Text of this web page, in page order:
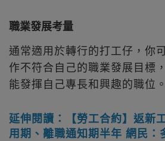
職業發展考量
通常適用於轉行的打工仔，你
作不符合自己的職業發展目標
能發揮自己專長和興趣的職位。
延伸閱讀：【勞工合約】返新
用期、離職通知期半年 網民：